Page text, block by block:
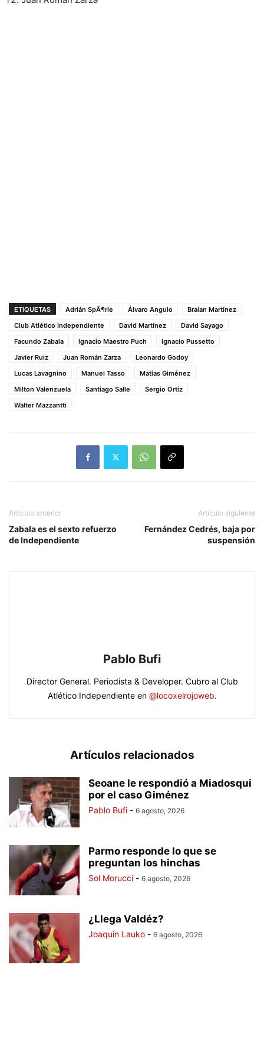
ETIQUETAS Adrián SpÃ¶rle Álvaro Angulo
Braian Martínez
Club Atlético Independiente
David Martínez
David Sayago
Facundo Zabala
Ignacio Maestro Puch
Ignacio Pussetto
Javier Ruiz
Juan Román Zarza
Leonardo Godoy
Lucas Lavagnino
Manuel Tasso
Matías Giménez
Milton Valenzuela
Santiago Salle
Sergio Ortíz
Walter Mazzantti
Artículo anterior
Zabala es el sexto refuerzo
de Independiente
Artículo siguiente
Fernández Cedrés, baja por
suspensión
Pablo Bufi
Director General. Periodista & Developer. Cubro al Club
Atlético Independiente en @locoxelrojoweb.
Artículos relacionados
Seoane le respondió a Miadosqui
por el caso Giménez
Pablo Bufi - 6 agosto, 2026
Parmo responde lo que se
preguntan los hinchas
Sol Morucci - 6 agosto, 2026
¿Llega Valdéz?
Joaquin Lauko - 6 agosto, 2026